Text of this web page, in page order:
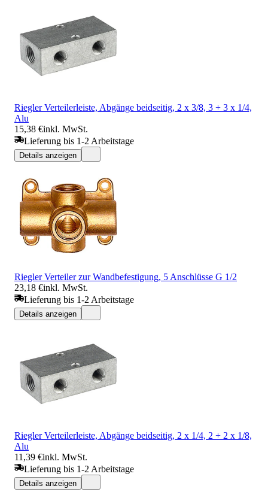
Riegler Verteilerleiste, Abgänge beidseitig, 2 x 3/8, 3 + 3 x 1/4,
Alu
15,38 €inkl. MwSt.
Lieferung bis 1-2 Arbeitstage
Details anzeigen
Riegler Verteiler zur Wandbefestigung, 5 Anschlüsse G 1/2
23,18 €inkl. MwSt.
Lieferung bis 1-2 Arbeitstage
Details anzeigen
Riegler Verteilerleiste, Abgänge beidseitig, 2 x 1/4, 2 + 2 x 1/8,
Alu
11,39 €inkl. MwSt.
Lieferung bis 1-2 Arbeitstage
Details anzeigen